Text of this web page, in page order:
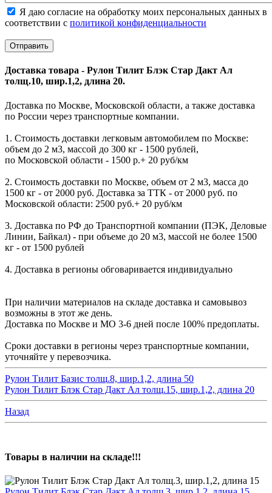
Я даю согласие на обработку моих персональных данных в
соответствии с политикой конфиденциальности
Доставка товара - Рулон Тилит Блэк Стар Дакт Ал
толщ.10, шир.1,2, длина 20.
Доставка по Москве, Московской области, а также доставка
по России через транспортные компании.
1. Стоимость доставки легковым автомобилем по Москве:
объем до 2 м3, массой до 300 кг - 1500 рублей,
по Московской области - 1500 р.+ 20 руб/км
2. Стоимость доставки по Москве, объем от 2 м3, масса до
1500 кг - от 2000 руб. Доставка за ТТК - от 2000 руб. по
Московской области: 2500 руб.+ 20 руб/км
3. Доставка по РФ до Транспортной компании (ПЭК, Деловые
Линии, Байкал) - при объеме до 20 м3, массой не более 1500
кг - от 1500 рублей
4. Доставка в регионы обговаривается индивидуально
При наличии материалов на складе доставка и самовывоз
возможны в этот же день.
Доставка по Москве и МО 3-6 дней после 100% предоплаты.
Сроки доставки в регионы через транспортные компании,
уточняйте у перевозчика.
Рулон Тилит Базис толщ.8, шир.1,2, длина 50
Рулон Тилит Блэк Стар Дакт Ал толщ.15, шир.1,2, длина 20
Назад
Товары в наличии на складе!!!